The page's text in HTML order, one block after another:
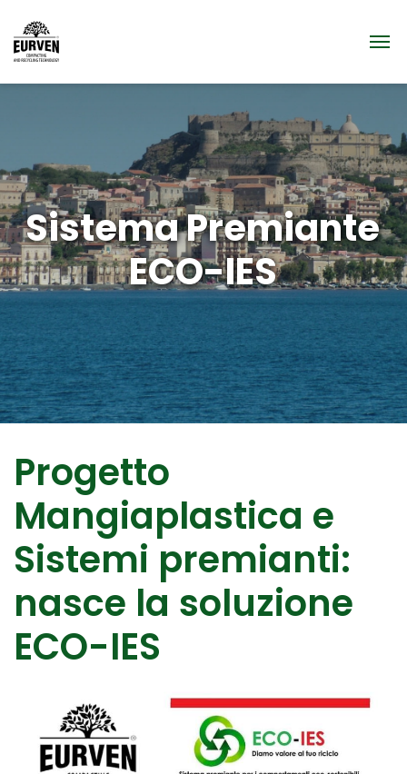
Sistema Premiante
ECO-IES
Progetto
Mangiaplastica e
Sistemi premianti:
nasce la soluzione
ECO-IES